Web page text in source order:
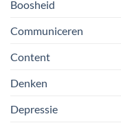
Boosheid
Communiceren
Content
Denken
Depressie